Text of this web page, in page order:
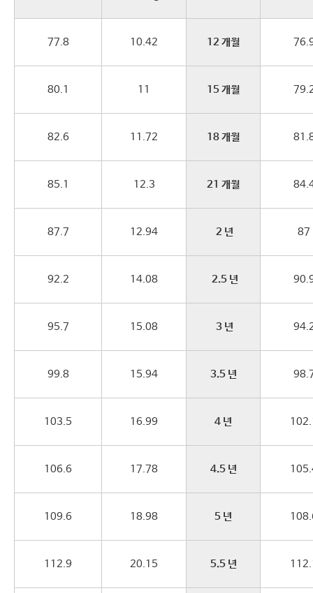
77.8 10.42 12 개월
80.1 11 15 개월
82.6 11.72 18 개월
85.1 12.3 21 개월
87.7 12.94 2 년 87
92.2 14.08 2.5 년
95.7 15.08 3 년
99.8 15.94 3.5 년
103.5 16.99 4 년
106.6 17.78 4.5 년
109.6 18.98 5 년
112.9 20.15 5.5 년